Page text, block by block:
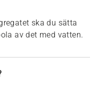
ska du sätta
av det med vatten.